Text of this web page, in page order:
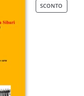
SCONTO